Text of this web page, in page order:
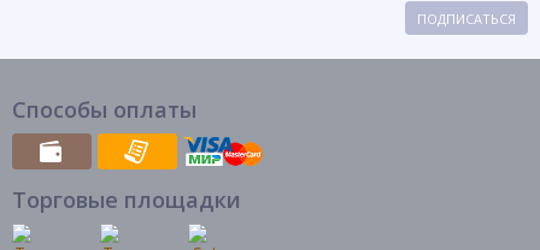
ПОДПИСАТЬСЯ
Способы оплаты
Торговые площадки